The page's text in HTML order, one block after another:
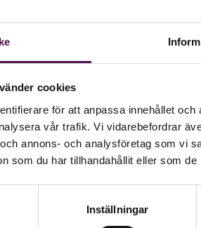
cookies
för att anpassa innehållet
vår trafik. Vi vidarebefordrar
annons- och analysföretag som vi
som du har tillhandahållit eller som
Inställningar